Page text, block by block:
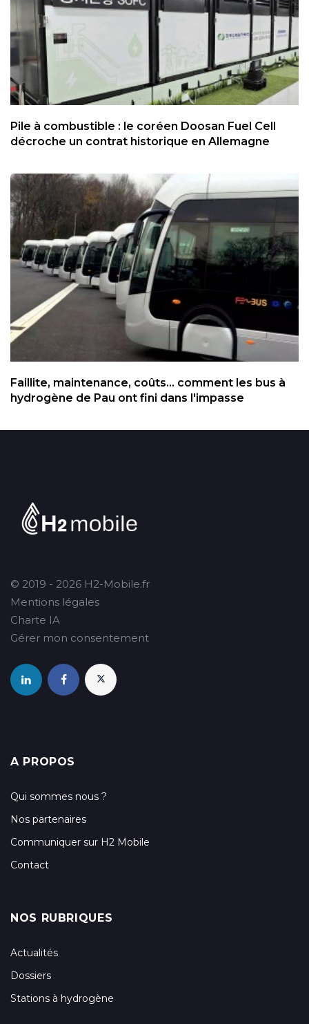
Pile à combustible : le coréen Doosan Fuel Cell
décroche un contrat historique en Allemagne
Faillite, maintenance, coûts... comment les bus à
hydrogène de Pau ont fini dans l'impasse
© 2019 - 2026 H2-Mobile.fr
Mentions légales
Charte IA
Gérer mon consentement
A PROPOS
Qui sommes nous ?
Nos partenaires
Communiquer sur H2 Mobile
Contact
NOS RUBRIQUES
Actualités
Dossiers
Stations à hydrogène